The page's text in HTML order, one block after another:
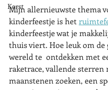
Kerst
Mijn allernieuwste thema
kinderfeestje is het
kinderfeestje wat je
thuis viert. Hoe leuk om de
wereld te  ontdekken met
raketrace, vallende sterren
maanstenen zoeken, een